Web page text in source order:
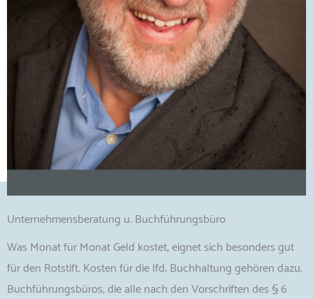
Unternehmensberatung u. Buchführungsbüro
Was Monat für Monat Geld kostet, eignet sich besonders gut
für den Rotstift. Kosten für die lfd. Buchhaltung gehören dazu.
Buchführungsbüros, die alle nach den Vorschriften des § 6